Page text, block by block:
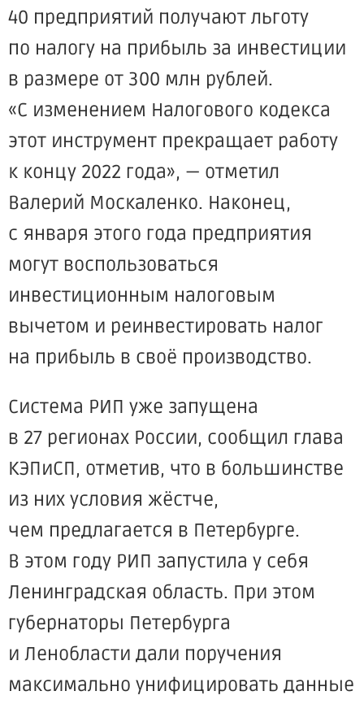
40 предприятий получают льготу
по налогу на прибыль за инвестиции
в размере от 300 млн рублей.
«С изменением Налогового кодекса
этот инструмент прекращает работу
к концу 2022 года», — отметил
Валерий Москаленко. Наконец,
с января этого года предприятия
могут воспользоваться
инвестиционным налоговым
вычетом и реинвестировать налог
на прибыль в своё производство.
Система РИП уже запущена
в 27 регионах России, сообщил глава
КЭПиСП, отметив, что в большинстве
из них условия жёстче,
чем предлагается в Петербурге.
В этом году РИП запустила у себя
Ленинградская область. При этом
губернаторы Петербурга
и Ленобласти дали поручения
максимально унифицировать данные